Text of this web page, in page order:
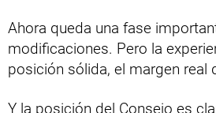
Ahora queda una fase
modificaciones. Pero la
posición sólida, el margen real
Y la posición del Consejo es